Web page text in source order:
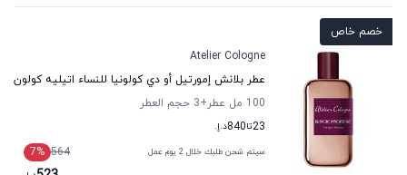
خصم خاص
Atelier Cologne
عطر بلانش إمورتيل أو دي كولونيا للنساء اتيليه كولون
100 مل عطر
+3
حجم العطر
23تا840د.إ.
سيتم شحن طلبك خلال 2 يوم عمل 564
7%